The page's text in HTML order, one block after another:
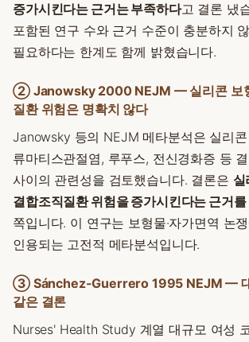
증가시킨다는 근거는 부족하다고 결론 냈
포함된 연구 수와 근거 수준이 충분하지
필요하다는 한계도 함께 밝혔습니다.
② Janowsky 2000 NEJM — 실리콘 보
질환 위험은 명확치 않다
Janowsky 등의 NEJM 메타분석은 실리
류마티스관절염, 루푸스, 전신경화증 등
사이의 관련성을 검토했습니다. 결론은 실
결합조직질환 위험을 증가시킨다는 근거
쪽입니다. 이 연구는 보형물·자가면역 논
인용되는 고전적 메타분석입니다.
③ Sánchez-Guerrero 1995 NEJM —
같은 결론
Nurses' Health Study 계열 대규모 여성